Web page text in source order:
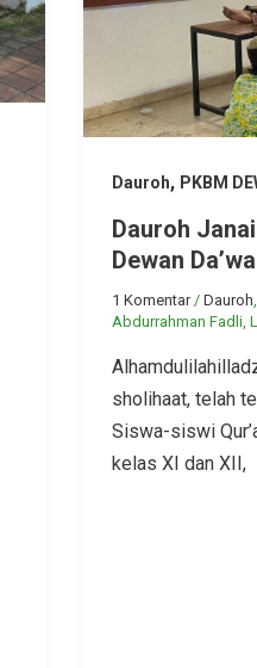
Dauroh, PKBM
Dauroh
Dewan
1 Komentar /Dauroh
Abdurrahman Fadli,
sholihaat, telah
Siswa-siswi
kelas XI dan XII,